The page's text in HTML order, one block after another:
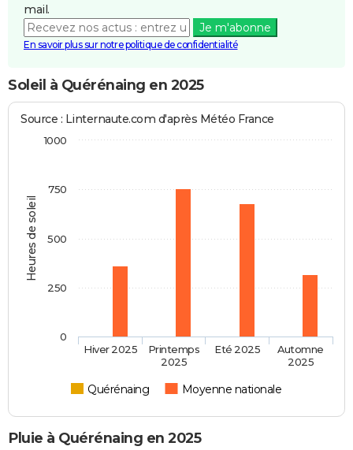
mail.
Je m'abonne
En savoir plus sur notre politique de confidentialité
Soleil à Quérénaing en 2025
Heures de soleil
Source : Linternaute.com d'après Météo France
Quérénaing Moyenne nationale
Hiver 2025
Printemps
2025
Eté 2025
Automne
2025
0
250
500
750
1000
Pluie à Quérénaing en 2025